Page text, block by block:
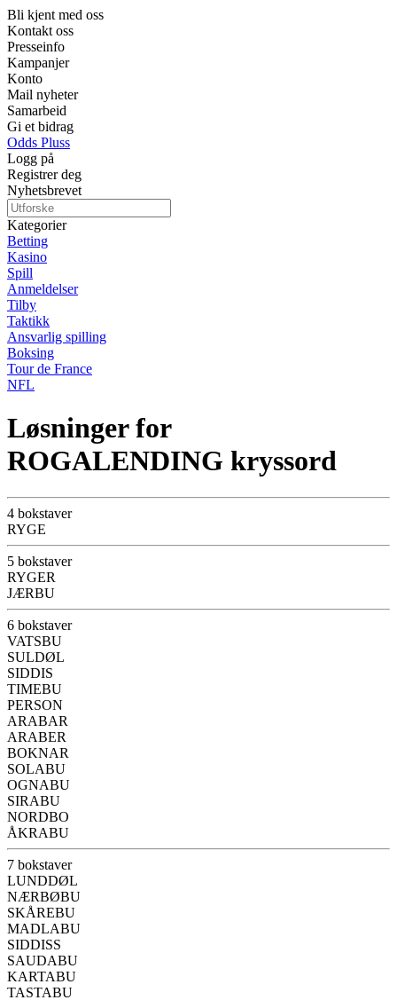
Bli kjent med oss
Kontakt oss
Presseinfo
Kampanjer
Konto
Mail nyheter
Samarbeid
Gi et bidrag
Odds Pluss
Logg på
Registrer deg
Nyhetsbrevet
Kategorier
Betting
Kasino
Spill
Anmeldelser
Tilby
Taktikk
Ansvarlig spilling
Boksing
Tour de France
NFL
Løsninger for
ROGALENDING kryssord
4 bokstaver
RYGE
5 bokstaver
RYGER
JÆRBU
6 bokstaver
VATSBU
SULDØL
SIDDIS
TIMEBU
PERSON
ARABAR
ARABER
BOKNAR
SOLABU
OGNABU
SIRABU
NORDBO
ÅKRABU
7 bokstaver
LUNDDØL
NÆRBØBU
SKÅREBU
MADLABU
SIDDISS
SAUDABU
KARTABU
TASTABU